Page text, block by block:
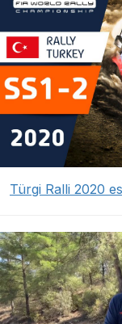
Türgi Ralli 2020